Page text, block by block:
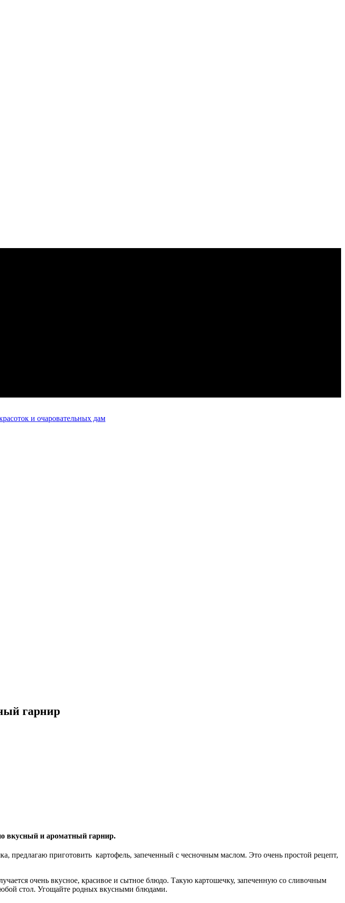
и очаровательных дам
гарнир
вкусный и ароматный гарнир.
предлагаю приготовить картофель, запеченный с чесночным маслом. Это очень простой рецепт,
очень вкусное, красивое и сытное блюдо. Такую картошечку, запеченную со сливочным
стол. Угощайте родных вкусными блюдами.